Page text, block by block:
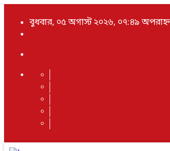
বুধবার, ০৫ অগাস্ট ২০২৬, ০৭:৪৯ অপরাহ্ন